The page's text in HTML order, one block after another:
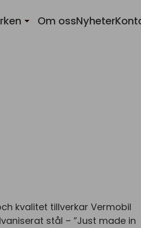
Om ossNyheter
kvalitet tillverkar Vermobil
stål – ”Just made in